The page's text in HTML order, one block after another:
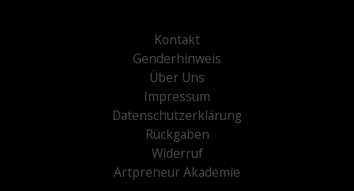
Kontakt
Genderhinweis
Über Uns
Impressum
Datenschutzerklärung
Rückgaben
Widerruf
Artpreneur Akademie